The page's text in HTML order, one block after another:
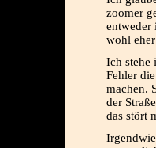
zoomer
entweder
wohl
Ich stehe
Fehler
machen.
der
das stört